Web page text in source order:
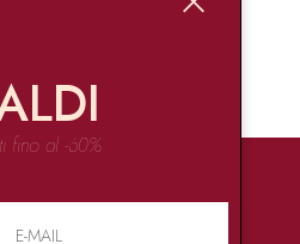
fino al -60%